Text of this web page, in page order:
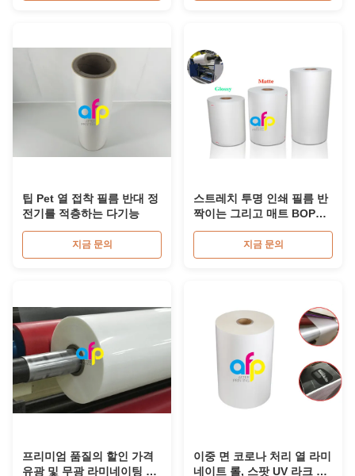
팁 Pet 열 접착 필름 반대 정
전기를 적층하는 다기능
지금 문의
스트레치 투명 인쇄 필름 반
짝이는 그리고 매트 BOPP
EVA
지금 문의
프리미엄 품질의 할인 가격
유광 및 무광 라미네이팅 필
이중 면 코로나 처리 열 라미
네이트 롤, 스팟 UV 라크 열